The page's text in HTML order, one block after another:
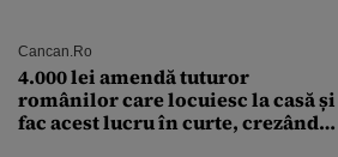
Cancan.ro
4.000 lei amendă tuturor
românilor care locuiesc la casă și
fac acest lucru în curte, crezând